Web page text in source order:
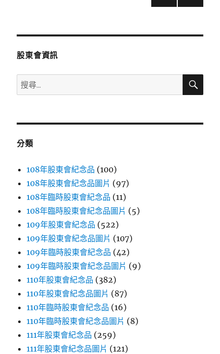
分
股東會資訊
搜
尋
鍵
搜
分類
108年股東會紀念品 (100)
108年股東會紀念品圖片 (97)
108年臨時股東會紀念品 (11)
108年臨時股東會紀念品圖片 (5)
109年股東會紀念品 (522)
109年股東會紀念品圖片 (107)
109年臨時股東會紀念品 (42)
109年臨時股東會紀念品圖片 (9)
110年股東會紀念品 (382)
110年股東會紀念品圖片 (87)
110年臨時股東會紀念品 (16)
110年臨時股東會紀念品圖片 (8)
111年股東會紀念品 (259)
111年股東會紀念品圖片 (121)